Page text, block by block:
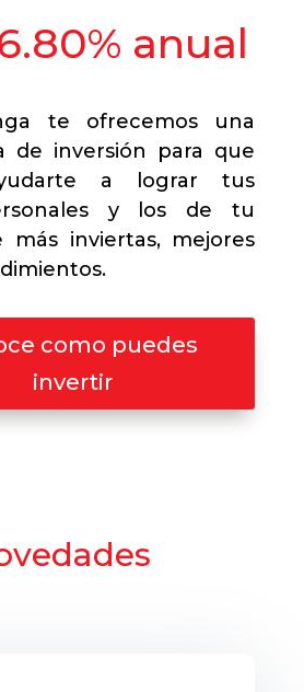
anual
te ofrecemos una
de inversión para que
a lograr tus
y los de tu
más inviertas, mejores
como puedes
invertir